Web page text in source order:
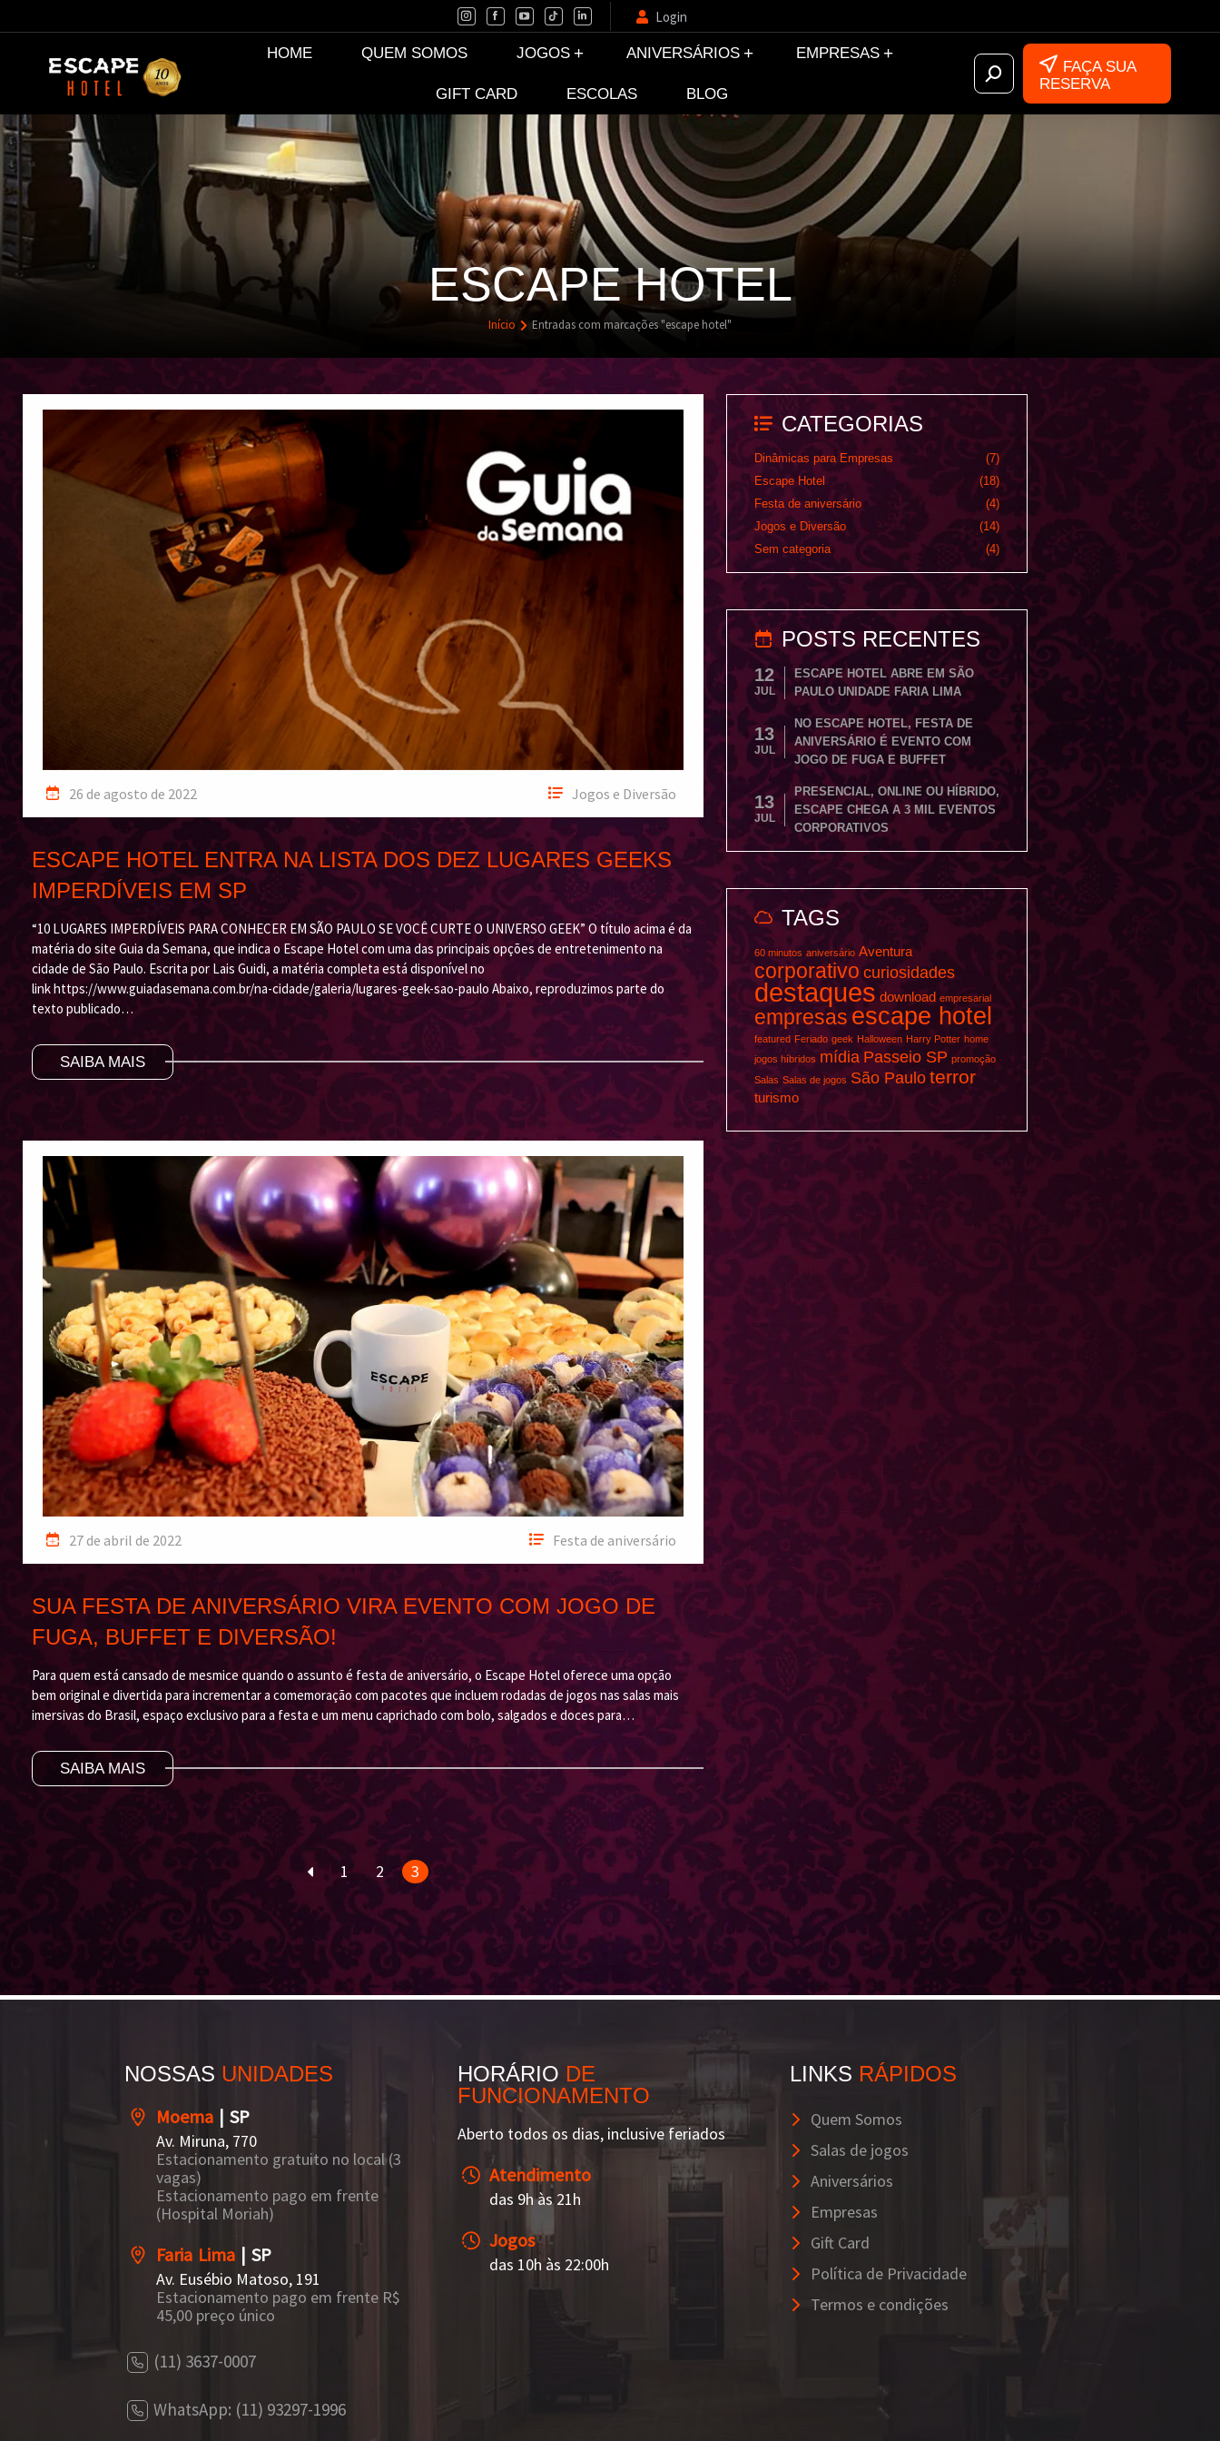
Login
HOME QUEM SOMOS JOGOS ANIVERSÁRIOS EMPRESAS
GIFT CARD ESCOLAS BLOG
FAÇA SUA
RESERVA
ESCAPE HOTEL
Início Entradas com marcações "escape hotel"
Jogos e Diversão
26 de agosto de 2022
ESCAPE HOTEL ENTRA NA LISTA DOS DEZ LUGARES GEEKS
IMPERDÍVEIS EM SP
“10 LUGARES IMPERDÍVEIS PARA CONHECER EM SÃO PAULO SE VOCÊ CURTE O UNIVERSO GEEK” O título acima é da
matéria do site Guia da Semana, que indica o Escape Hotel com uma das principais opções de entretenimento na
cidade de São Paulo. Escrita por Lais Guidi, a matéria completa está disponível no
link https://www.guiadasemana.com.br/na-cidade/galeria/lugares-geek-sao-paulo Abaixo, reproduzimos parte do
texto publicado…
SAIBA MAIS
Festa de aniversário
27 de abril de 2022
SUA FESTA DE ANIVERSÁRIO VIRA EVENTO COM JOGO DE
FUGA, BUFFET E DIVERSÃO!
Para quem está cansado de mesmice quando o assunto é festa de aniversário, o Escape Hotel oferece uma opção
bem original e divertida para incrementar a comemoração com pacotes que incluem rodadas de jogos nas salas mais
imersivas do Brasil, espaço exclusivo para a festa e um menu caprichado com bolo, salgados e doces para…
SAIBA MAIS
1 2 3
CATEGORIAS
Dinâmicas para Empresas
(7)
Escape Hotel
(18)
Festa de aniversário
(4)
Jogos e Diversão
(14)
Sem categoria
(4)
POSTS RECENTES
12
JUL
ESCAPE HOTEL ABRE EM SÃO
PAULO UNIDADE FARIA LIMA
13
JUL
NO ESCAPE HOTEL, FESTA DE
ANIVERSÁRIO É EVENTO COM
JOGO DE FUGA E BUFFET
13
JUL
PRESENCIAL, ONLINE OU HÍBRIDO,
ESCAPE CHEGA A 3 MIL EVENTOS
CORPORATIVOS
TAGS
60 minutos aniversário Aventura
corporativo curiosidades
destaques download empresarial
empresas escape hotel
featured Feriado geek Halloween Harry Potter home
jogos híbridos mídia Passeio SP promoção
Salas Salas de jogos São Pauloterror
turismo
NOSSAS UNIDADES
Moema | SP
Av. Miruna, 770
Estacionamento gratuito no local (3
vagas)
Estacionamento pago em frente
(Hospital Moriah)
Faria Lima | SP
Av. Eusébio Matoso, 191
Estacionamento pago em frente R$
45,00 preço único
(11) 3637-0007
WhatsApp: (11) 93297-1996
HORÁRIO DE
FUNCIONAMENTO
Aberto todos os dias, inclusive feriados
Atendimento
das 9h às 21h
Jogos
das 10h às 22:00h
LINKS RÁPIDOS
Quem Somos
Salas de jogos
Aniversários
Empresas
Gift Card
Política de Privacidade
Termos e condições